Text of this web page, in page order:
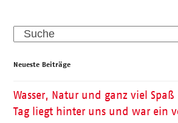
Search
Neueste Beiträge
Wasser, Natur und ganz viel
Tag liegt hinter uns und war ein